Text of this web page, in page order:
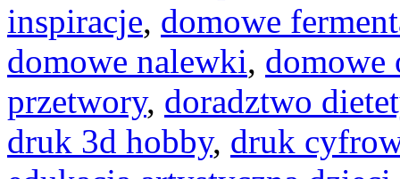
inspiracje, domowe
domowe nalewki, domowe
przetwory, doradztwo
druk 3d hobby, druk